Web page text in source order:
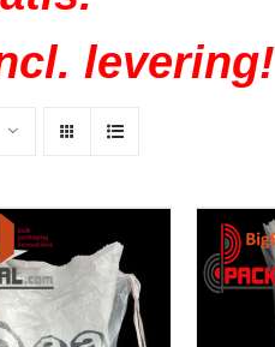
levering!